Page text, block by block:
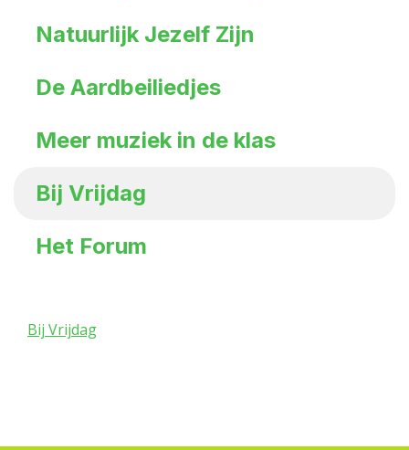
Natuurlijk Jezelf Zijn
De Aardbeiliedjes
Meer muziek in de klas
Bij Vrijdag
Het Forum
Bij Vrijdag